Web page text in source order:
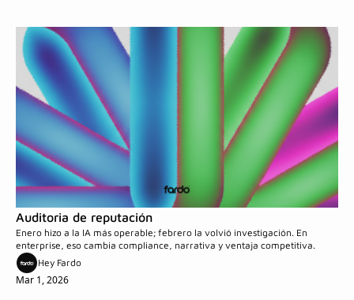
Auditoria de reputación
Enero hizo a la IA más operable; febrero la volvió investigación. En
enterprise, eso cambia compliance, narrativa y ventaja competitiva.
Hey Fardo
Mar 1, 2026